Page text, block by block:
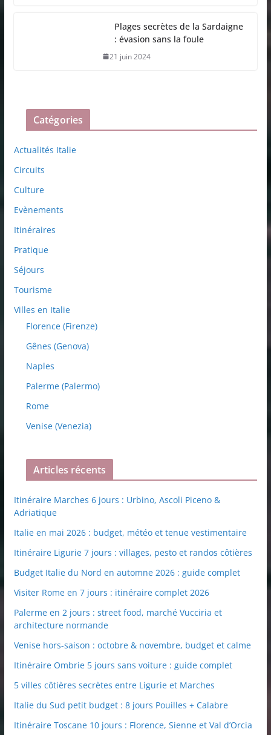
Plages secrètes de la Sardaigne
: évasion sans la foule
21 juin 2024
Catégories
Actualités Italie
Circuits
Culture
Evènements
Itinéraires
Pratique
Séjours
Tourisme
Villes en Italie
Florence (Firenze)
Gênes (Genova)
Naples
Palerme (Palermo)
Rome
Venise (Venezia)
Articles récents
Itinéraire Marches 6 jours : Urbino, Ascoli Piceno &
Adriatique
Italie en mai 2026 : budget, météo et tenue vestimentaire
Itinéraire Ligurie 7 jours : villages, pesto et randos côtières
Budget Italie du Nord en automne 2026 : guide complet
Visiter Rome en 7 jours : itinéraire complet 2026
Palerme en 2 jours : street food, marché Vucciria et
architecture normande
Venise hors-saison : octobre & novembre, budget et calme
Itinéraire Ombrie 5 jours sans voiture : guide complet
5 villes côtières secrètes entre Ligurie et Marches
Italie du Sud petit budget : 8 jours Pouilles + Calabre
Itinéraire Toscane 10 jours : Florence, Sienne et Val d’Orcia